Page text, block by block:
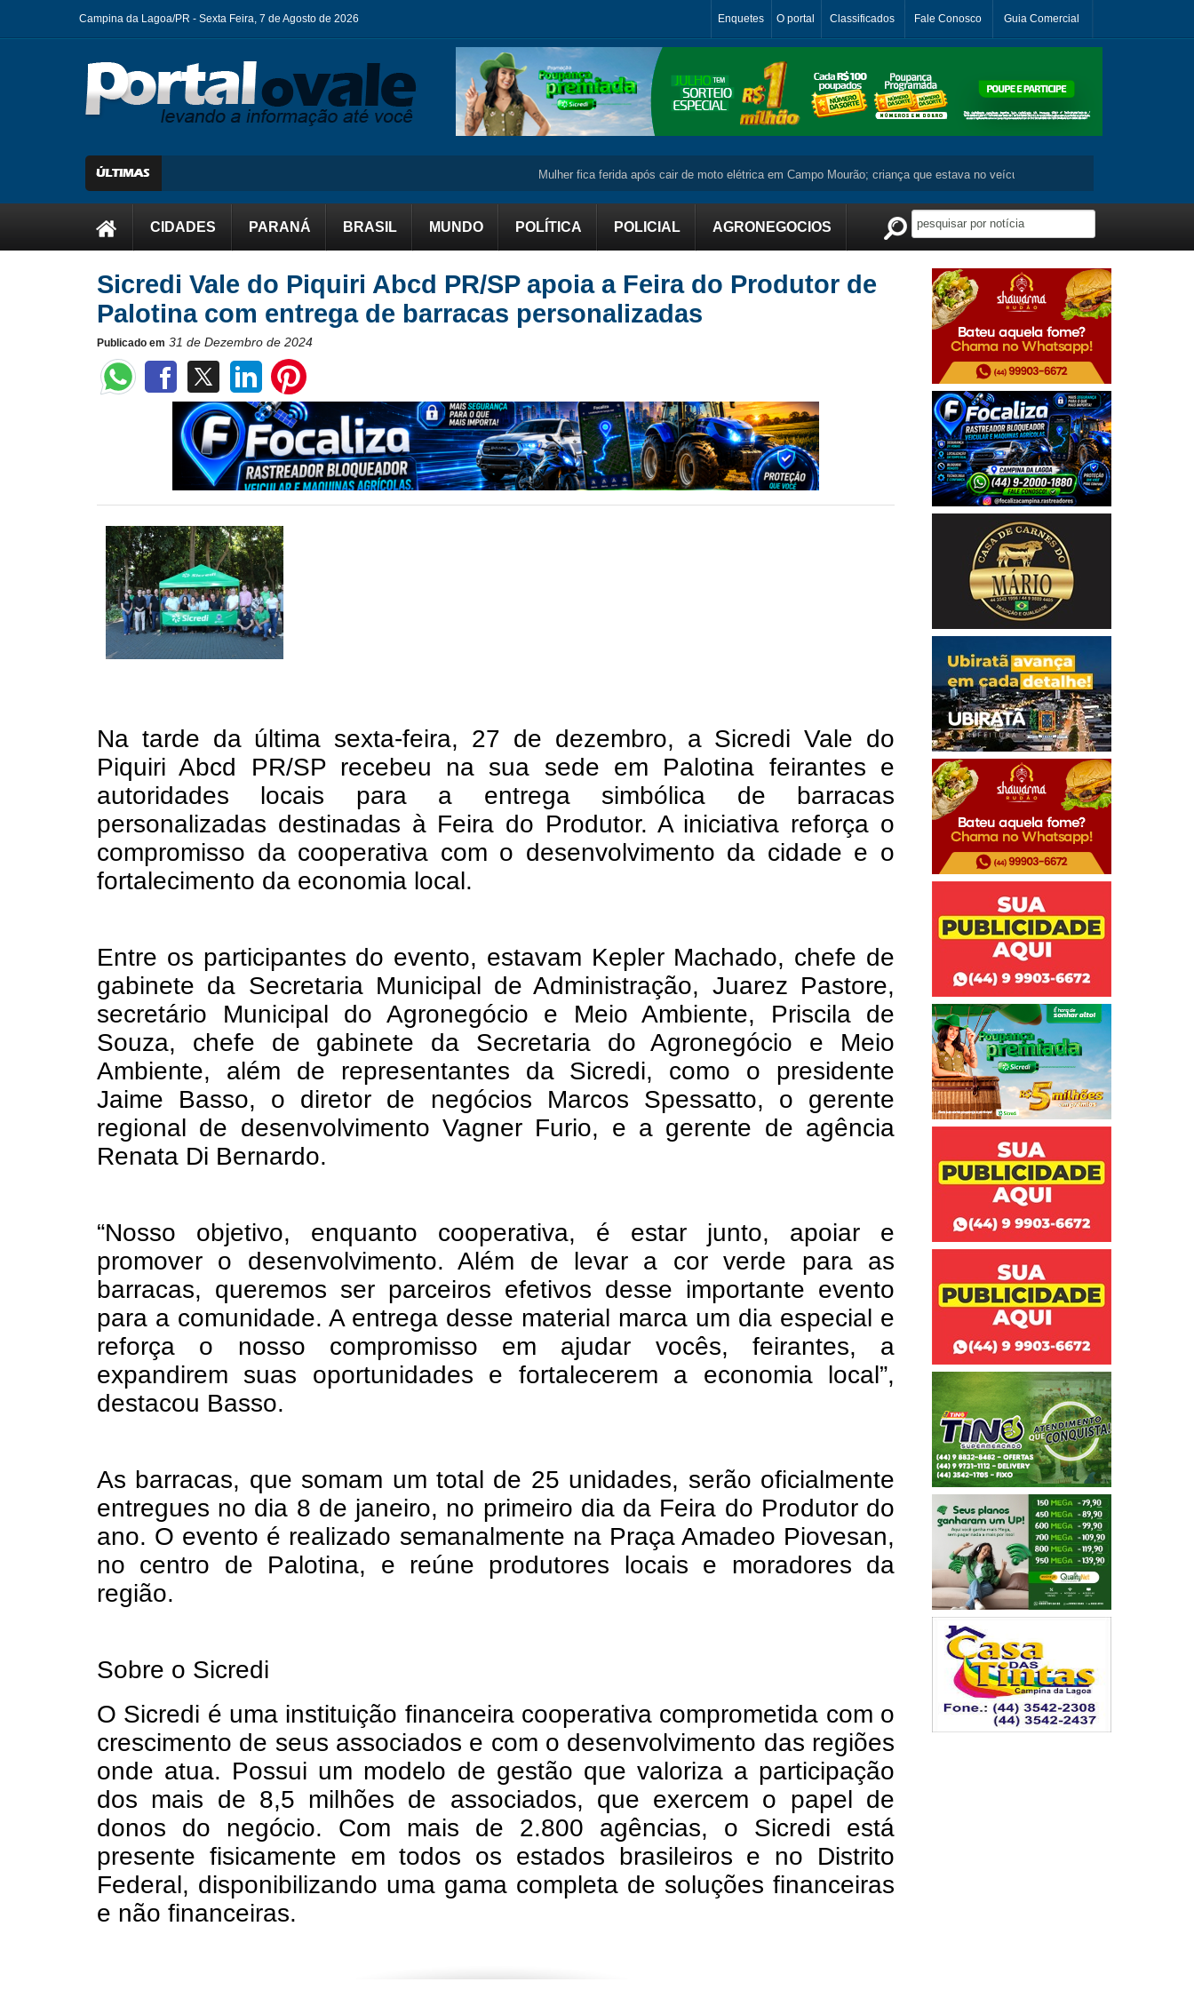
Campina da Lagoa/PR - Sexta Feira, 7 de Agosto de 2026 Enquetes O portal Classificados Fale Conosco Guia Comercial
Mulher fica ferida após cair de moto elétrica em Campo Mourão; criança que estava no veículo não se machuca ...
CIDADES PARANÁ BRASIL MUNDO POLÍTICA POLICIAL AGRONEGOCIOS
Sicredi Vale do Piquiri Abcd PR/SP apoia a Feira do Produtor de
Palotina com entrega de barracas personalizadas
Publicado em 31 de Dezembro de 2024
Na tarde da última sexta-feira, 27 de dezembro, a Sicredi Vale do
Piquiri Abcd PR/SP recebeu na sua sede em Palotina feirantes e
autoridades locais para a entrega simbólica de barracas
personalizadas destinadas à Feira do Produtor. A iniciativa reforça o
compromisso da cooperativa com o desenvolvimento da cidade e o
fortalecimento da economia local.
Entre os participantes do evento, estavam Kepler Machado, chefe de
gabinete da Secretaria Municipal de Administração, Juarez Pastore,
secretário Municipal do Agronegócio e Meio Ambiente, Priscila de
Souza, chefe de gabinete da Secretaria do Agronegócio e Meio
Ambiente, além de representantes da Sicredi, como o presidente
Jaime Basso, o diretor de negócios Marcos Spessatto, o gerente
regional de desenvolvimento Vagner Furio, e a gerente de agência
Renata Di Bernardo.
“Nosso objetivo, enquanto cooperativa, é estar junto, apoiar e
promover o desenvolvimento. Além de levar a cor verde para as
barracas, queremos ser parceiros efetivos desse importante evento
para a comunidade. A entrega desse material marca um dia especial e
reforça o nosso compromisso em ajudar vocês, feirantes, a
expandirem suas oportunidades e fortalecerem a economia local”,
destacou Basso.
As barracas, que somam um total de 25 unidades, serão oficialmente
entregues no dia 8 de janeiro, no primeiro dia da Feira do Produtor do
ano. O evento é realizado semanalmente na Praça Amadeo Piovesan,
no centro de Palotina, e reúne produtores locais e moradores da
região.
Sobre o Sicredi
O Sicredi é uma instituição financeira cooperativa comprometida com o
crescimento de seus associados e com o desenvolvimento das regiões
onde atua. Possui um modelo de gestão que valoriza a participação
dos mais de 8,5 milhões de associados, que exercem o papel de
donos do negócio. Com mais de 2.800 agências, o Sicredi está
presente fisicamente em todos os estados brasileiros e no Distrito
Federal, disponibilizando uma gama completa de soluções financeiras
e não financeiras.